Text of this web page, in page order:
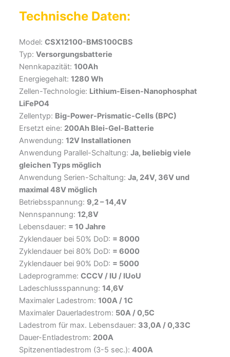
Technische Daten:
Model:CSX12100-BMS100CBS
Typ:Versorgungsbatterie
Nennkapazität:100Ah
Energiegehalt:1280 Wh
Zellen-Technologie: Lithium-Eisen-Nanophosphat
LiFePO4
Zellentyp: Big-Power-Prismatic-Cells (BPC)
Ersetzt eine: 200Ah Blei-Gel-Batterie
Anwendung:12V Installationen
Anwendung Parallel-Schaltung:Ja, beliebig viele
gleichen Typs möglich
Anwendung Serien-Schaltung:Ja, 24V, 36V und
maximal 48V möglich
Betriebsspannung: 9,2 – 14,4V
Nennspannung:12,8V
Lebensdauer: = 10 Jahre
Zyklendauer bei 50% DoD: = 8000
Zyklendauer bei 80% DoD: = 6000
Zyklendauer bei 90% DoD: = 5000
Ladeprogramme:CCCV / IU / IUoU
Ladeschlussspannung:14,6V
Maximaler Ladestrom:100A / 1C
Maximaler Dauerladestrom: 50A / 0,5C
Ladestrom für max. Lebensdauer: 33,0A / 0,33C
Dauer-Entladestrom: 200A
Spitzenentladestrom (3-5 sec.):400A